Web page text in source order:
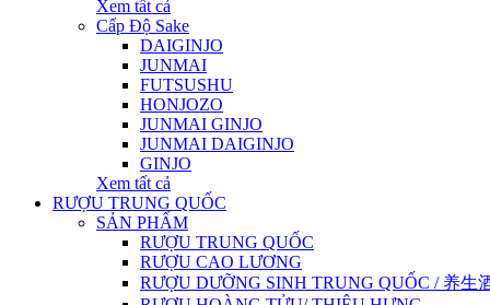
Xem tất cả
Cấp Độ Sake
DAIGINJO
JUNMAI
FUTSUSHU
HONJOZO
JUNMAI GINJO
JUNMAI DAIGINJO
GINJO
Xem tất cả
RƯỢU TRUNG QUỐC
SẢN PHẨM
RƯỢU TRUNG QUỐC
RƯỢU CAO LƯƠNG
RƯỢU DƯỠNG SINH TRUNG QUỐC / 养生